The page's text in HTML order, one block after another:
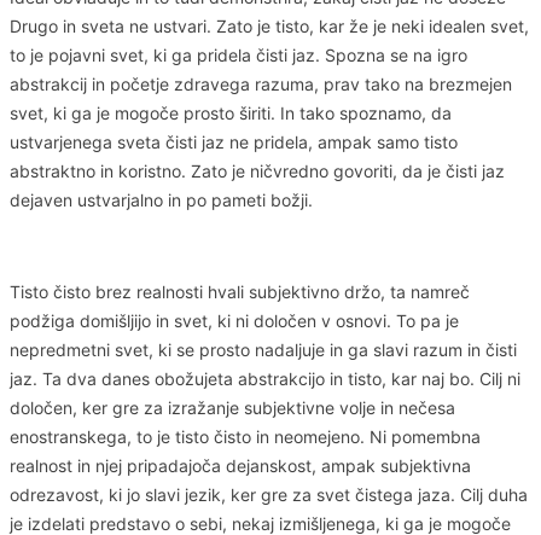
Drugo in sveta ne ustvari. Zato je tisto, kar že je neki idealen svet,
to je pojavni svet, ki ga pridela čisti jaz. Spozna se na igro
abstrakcij in početje zdravega razuma, prav tako na brezmejen
svet, ki ga je mogoče prosto širiti. In tako spoznamo, da
ustvarjenega sveta čisti jaz ne pridela, ampak samo tisto
abstraktno in koristno. Zato je ničvredno govoriti, da je čisti jaz
dejaven ustvarjalno in po pameti božji.
Tisto čisto brez realnosti hvali subjektivno držo, ta namreč
podžiga domišljijo in svet, ki ni določen v osnovi. To pa je
nepredmetni svet, ki se prosto nadaljuje in ga slavi razum in čisti
jaz. Ta dva danes obožujeta abstrakcijo in tisto, kar naj bo. Cilj ni
določen, ker gre za izražanje subjektivne volje in nečesa
enostranskega, to je tisto čisto in neomejeno. Ni pomembna
realnost in njej pripadajoča dejanskost, ampak subjektivna
odrezavost, ki jo slavi jezik, ker gre za svet čistega jaza. Cilj duha
je izdelati predstavo o sebi, nekaj izmišljenega, ki ga je mogoče